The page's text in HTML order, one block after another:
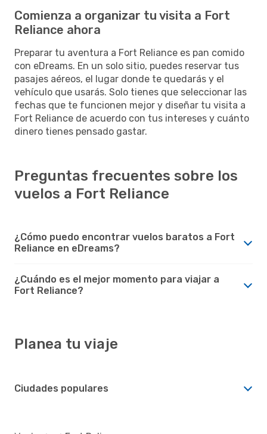
Comienza a organizar tu visita a Fort
Reliance ahora
Preparar tu aventura a Fort Reliance es pan comido
con eDreams. En un solo sitio, puedes reservar tus
pasajes aéreos, el lugar donde te quedarás y el
vehículo que usarás. Solo tienes que seleccionar las
fechas que te funcionen mejor y diseñar tu visita a
Fort Reliance de acuerdo con tus intereses y cuánto
dinero tienes pensado gastar.
Preguntas frecuentes sobre los
vuelos a Fort Reliance
¿Cómo puedo encontrar vuelos baratos a Fort
Reliance en eDreams?
¿Cuándo es el mejor momento para viajar a
Fort Reliance?
Planea tu viaje
Ciudades populares